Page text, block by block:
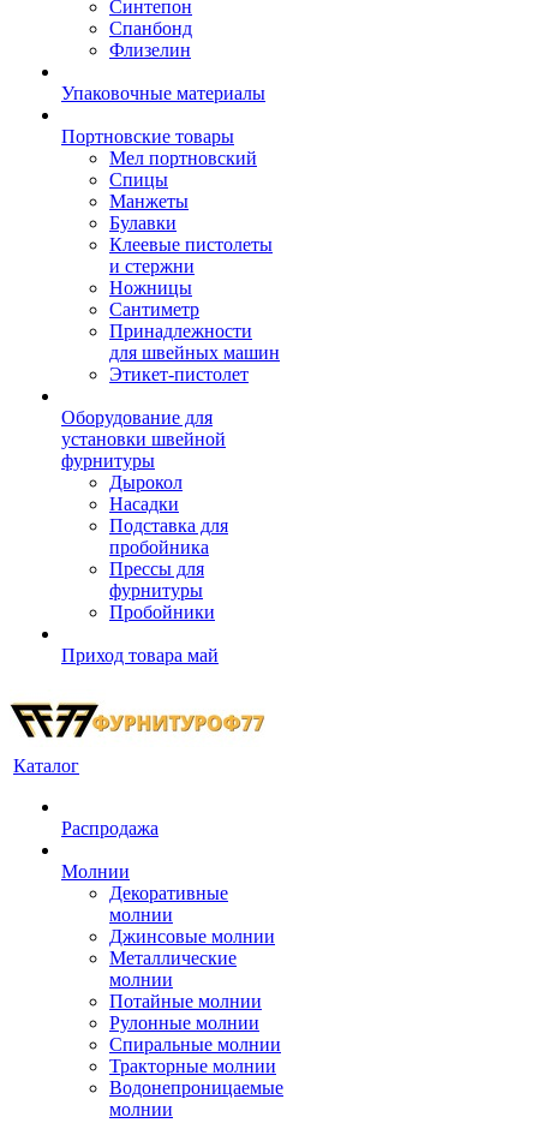
Синтепон
Спанбонд
Флизелин
Упаковочные материалы
Портновские товары
Мел портновский
Спицы
Манжеты
Булавки
Клеевые пистолеты
и стержни
Ножницы
Сантиметр
Принадлежности
для швейных машин
Этикет-пистолет
Оборудование для
установки швейной
фурнитуры
Дырокол
Насадки
Подставка для
пробойника
Прессы для
фурнитуры
Пробойники
Приход товара май
Каталог
Распродажа
Молнии
Декоративные
молнии
Джинсовые молнии
Металлические
молнии
Потайные молнии
Рулонные молнии
Спиральные молнии
Тракторные молнии
Водонепроницаемые
молнии